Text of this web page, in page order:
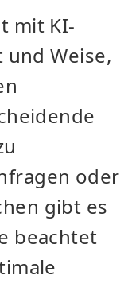
mit KI-
Weise,
oder
gibt es
beachtet